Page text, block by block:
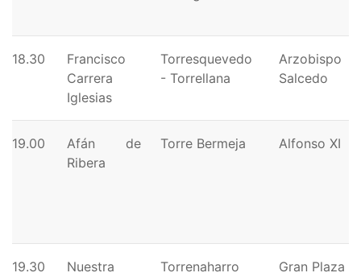
18.30
Francisco
Carrera
Iglesias
Torresquevedo
- Torrellana
Arzobispo
Salcedo
19.00
Afán de
Ribera
Torre Bermeja Alfonso XI
19.30
Nuestra
Torrenaharro Gran Plaza